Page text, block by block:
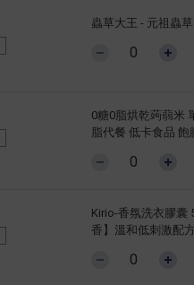
蟲草大王 - 元祖蟲
0糖0脂烘乾蒟蒻米
脂代餐 低卡食品
Kirio-香氛洗衣膠囊
香】溫和低刺激配